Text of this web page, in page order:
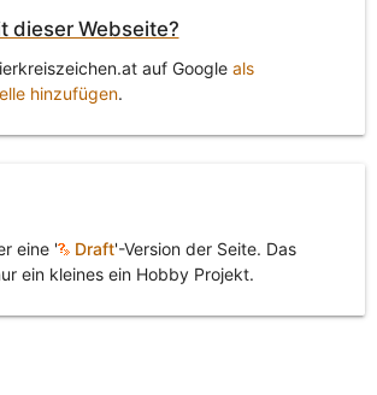
dieser Webseite?
auf Google als
hinzufügen.
eine ' Draft'-Version der Seite. Das
ein kleines ein Hobby Projekt.